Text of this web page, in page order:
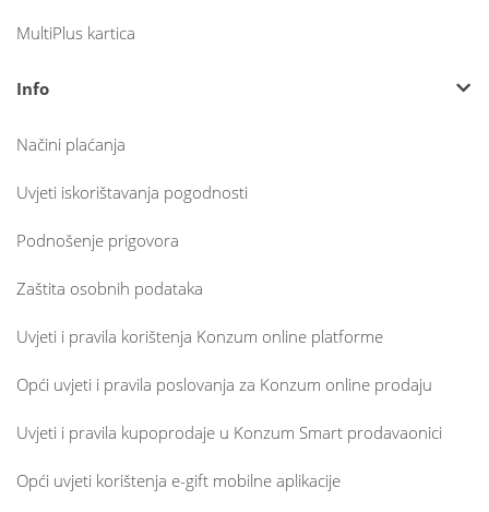
MultiPlus kartica
Info
Načini plaćanja
Uvjeti iskorištavanja pogodnosti
Podnošenje prigovora
Zaštita osobnih podataka
Uvjeti i pravila korištenja Konzum online platforme
Opći uvjeti i pravila poslovanja za Konzum online prodaju
Uvjeti i pravila kupoprodaje u Konzum Smart prodavaonici
Opći uvjeti korištenja e-gift mobilne aplikacije